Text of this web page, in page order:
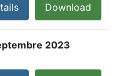
Download
2023